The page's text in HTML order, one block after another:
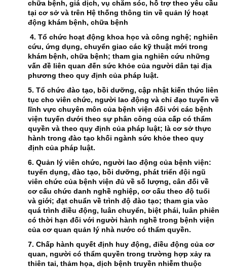
chữa bệnh, giá dịch, vụ chăm sóc, hỗ trợ theo yêu cầu
tại cơ sở và trên Hệ thống thông tin về quản lý hoạt
động khám bệnh, chữa bệnh
4. Tổ chức hoạt động khoa học và công nghệ; nghiên
cứu, ứng dụng, chuyển giao các kỹ thuật mới trong
khám bệnh, chữa bệnh; tham gia nghiên cứu những
vấn đề liên quan đến sức khỏe của người dân tại địa
phương theo quy định của pháp luật.
5. Tổ chức đào tạo, bồi dưỡng, cập nhật kiến thức liên
tục cho viên chức, người lao động và chỉ đạo tuyến về
lĩnh vực chuyên môn của bệnh viện đối với các bệnh
viện tuyến dưới theo sự phân công của cấp có thẩm
quyền và theo quy định của pháp luật; là cơ sở thực
hành trong đào tạo khối ngành sức khỏe theo quy
định của pháp luật.
6. Quản lý viên chức, người lao động của bệnh viện:
tuyển dụng, đào tạo, bồi dưỡng, phát triển đội ngũ
viên chức của bệnh viện đủ về số lượng, cân đối về
cơ cấu chức danh nghề nghiệp, cơ cấu theo độ tuổi
và giới; đạt chuẩn về trình độ đào tạo; tham gia vào
quá trình điều động, luân chuyển, biệt phái, luân phiên
có thời hạn đối với người hành nghề trong bệnh viện
của cơ quan quản lý nhà nước có thẩm quyền.
7. Chấp hành quyết định huy động, điều động của cơ
quan, người có thẩm quyền trong trường hợp xảy ra
thiên tai, thảm họa, dịch bệnh truyền nhiễm thuộc